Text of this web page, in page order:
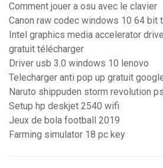
Comment jouer a osu avec le clavier
Canon raw codec windows 10 64 bit
Intel graphics media accelerator
gratuit télécharger
Driver usb 3.0 windows 10 lenovo
Telecharger anti pop up gratuit
Naruto shippuden storm revolution
Setup hp deskjet 2540 wifi
Jeux de bola football 2019
Farming simulator 18 pc key